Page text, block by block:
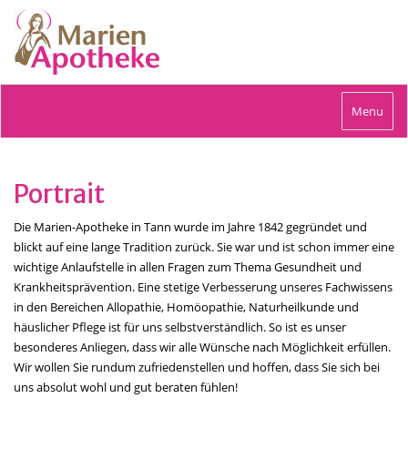
Toggle
navigation
Menu
Portrait
Die Marien-Apotheke in Tann wurde im Jahre 1842 gegründet und
blickt auf eine lange Tradition zurück. Sie war und ist schon immer eine
wichtige Anlaufstelle in allen Fragen zum Thema Gesundheit und
Krankheitsprävention. Eine stetige Verbesserung unseres Fachwissens
in den Bereichen Allopathie, Homöopathie, Naturheilkunde und
häuslicher Pflege ist für uns selbstverständlich. So ist es unser
besonderes Anliegen, dass wir alle Wünsche nach Möglichkeit erfüllen.
Wir wollen Sie rundum zufriedenstellen und hoffen, dass Sie sich bei
uns absolut wohl und gut beraten fühlen!